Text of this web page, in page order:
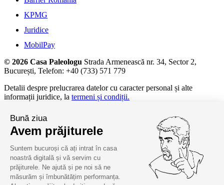
KPMG
Juridice
MobilPay
© 2026 Casa Paleologu Strada Armenească nr. 34, Sector 2,
București, Telefon: +40 (733) 571 779
Detalii despre prelucrarea datelor cu caracter personal și alte
informații juridice, la termeni și condiții.
Bună ziua
Avem prăjiturele
Suntem bucuroși că ați intrat în casa
noastră digitală și vă servim cu
prăjiturele. Ne ajută și pe noi să ne
măsurăm și îmbunătățim performanța.